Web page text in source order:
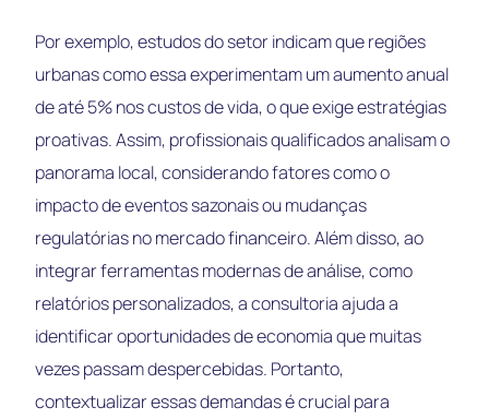
Por exemplo, estudos do setor indicam que regiões
urbanas como essa experimentam um aumento anual
de até 5% nos custos de vida, o que exige estratégias
proativas. Assim, profissionais qualificados analisam o
panorama local, considerando fatores como o
impacto de eventos sazonais ou mudanças
regulatórias no mercado financeiro. Além disso, ao
integrar ferramentas modernas de análise, como
relatórios personalizados, a consultoria ajuda a
identificar oportunidades de economia que muitas
vezes passam despercebidas. Portanto,
contextualizar essas demandas é crucial para